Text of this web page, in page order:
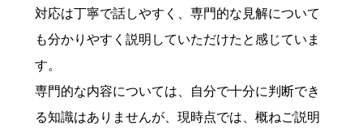
対応は丁寧で話しやすく、専門的な見解について
も分かりやすく説明していただけたと感じていま
す。
専門的な内容については、自分で十分に判断でき
る知識はありませんが、現時点では、概ねご説明